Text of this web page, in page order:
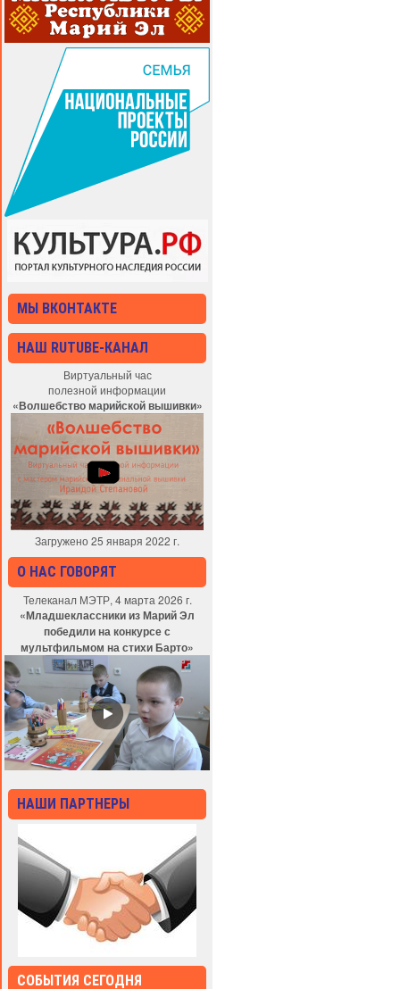
МЫ ВКОНТАКТЕ
НАШ RUTUBE-КАНАЛ
Виртуальный час
полезной информации
«Волшебство марийской вышивки»
Загружено 25 января 2022 г.
О НАС ГОВОРЯТ
Телеканал МЭТР, 4 марта 2026 г.
«Младшеклассники из Марий Эл
победили на конкурсе с
мультфильмом на стихи Барто»
НАШИ ПАРТНЕРЫ
СОБЫТИЯ СЕГОДНЯ